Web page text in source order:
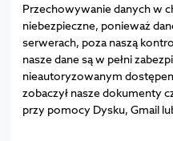
Przechowywanie danych w
niebezpieczne, ponieważ
serwerach, poza naszą
nasze dane są w pełni
nieautoryzowanym
zobaczył nasze dokumenty
przy pomocy Dysku, Gmail